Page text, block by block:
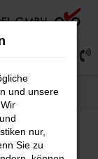
und unsere
nur,
Sie zu